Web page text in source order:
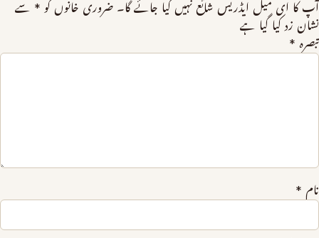
آپ کا ای میل ایڈریس شائع نہیں کیا جائے گا۔ ضروری خانوں کو * سے
نشان زد کیا گیا ہے
تبصرہ *
نام *